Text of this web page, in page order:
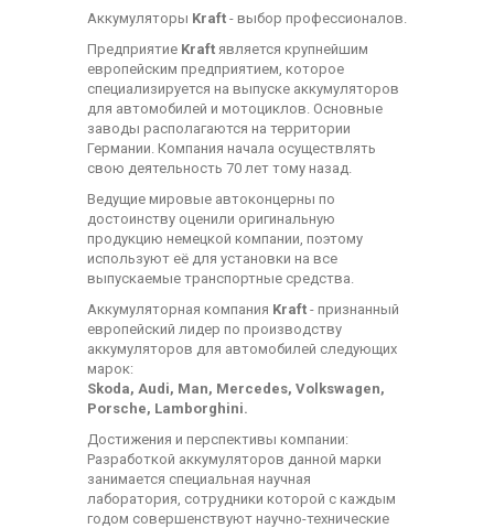
Аккумуляторы Kraft - выбор профессионалов.
Предприятие Kraft является крупнейшим
европейским предприятием, которое
специализируется на выпуске аккумуляторов
для автомобилей и мотоциклов. Основные
заводы располагаются на территории
Германии. Компания начала осуществлять
свою деятельность 70 лет тому назад.
Ведущие мировые автоконцерны по
достоинству оценили оригинальную
продукцию немецкой компании, поэтому
используют её для установки на все
выпускаемые транспортные средства.
Аккумуляторная компания Kraft - признанный
европейский лидер по производству
аккумуляторов для автомобилей следующих
марок:
Skoda, Audi, Man, Mercedes, Volkswagen,
Porsche, Lamborghini.
Достижения и перспективы компании:
Разработкой аккумуляторов данной марки
занимается специальная научная
лаборатория, сотрудники которой с каждым
годом совершенствуют научно-технические